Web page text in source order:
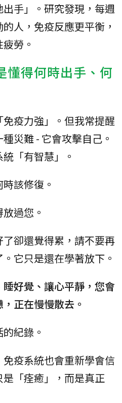
手」。研究發現，每週
人，免疫反應更平衡，
勞。
懂得何時出手、何
疫力強」。但我常提醒
災難 - 它會攻擊自己。
「有智慧」。
該修復。
過您。
卻還覺得累，請不要再
它只是還在學著放下。
好覺、讓心平靜，您會
正在慢慢散去。
紀錄。
疫系統也會重新學會信
「痊癒」，而是真正